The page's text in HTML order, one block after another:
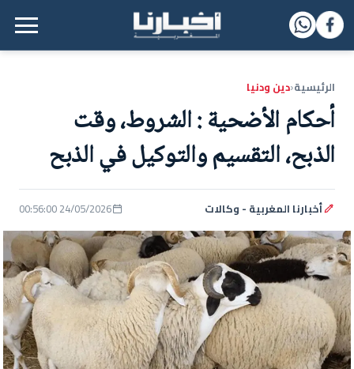
القائمة الرئيسية
الرئيسية‹دين ودنيا
أحكام الأضحية : الشروط، وقت
الذبح، التقسيم والتوكيل في الذبح
أخبارنا المغربية - وكالات 24/05/2026 00:56:00